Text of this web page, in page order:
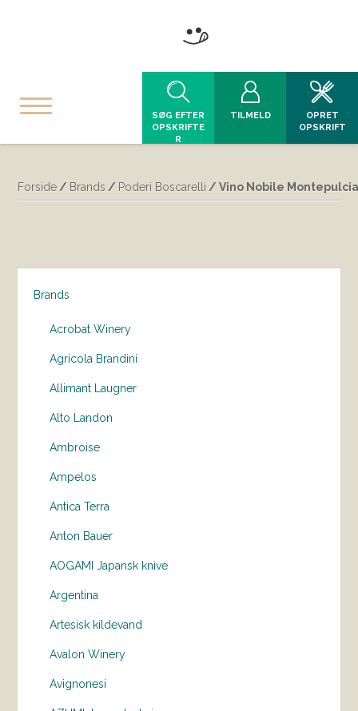
SØG EFTER
OPSKRIFTE
R
TILMELD
OPRET
OPSKRIFT
Forside / Brands / Poderi Boscarelli / Vino Nobile
Brands
Acrobat Winery
Agricola Brandini
Allimant Laugner
Alto Landon
Ambroise
Ampelos
Antica Terra
Anton Bauer
AOGAMI Japansk knive
Argentina
Artesisk kildevand
Avalon Winery
Avignonesi